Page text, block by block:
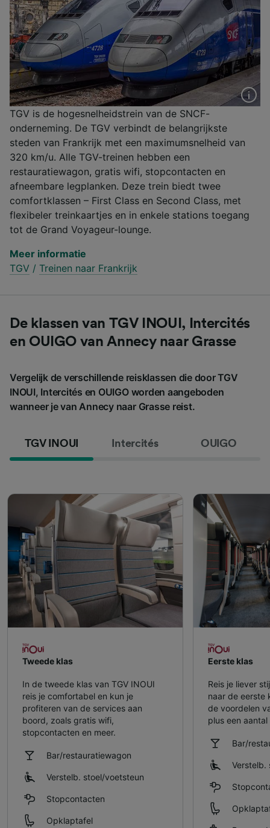
TGV is de hogesnelheidstrein van de SNCF-
onderneming. De TGV verbindt de belangrijkste
steden van Frankrijk met een maximumsnelheid van
320 km/u. Alle TGV-treinen hebben een
restauratiewagon, gratis wifi, stopcontacten en
afneembare legplanken. Deze trein biedt twee
comfortklassen – First Class en Second Class, met
flexibeler treinkaartjes en in enkele stations toegang
tot de Grand Voyageur-lounge.
Meer informatie
TGV / Treinen naar Frankrijk
De klassen van TGV INOUI, Intercités
en OUIGO van Annecy naar Grasse
Vergelijk de verschillende reisklassen die door TGV
INOUI, Intercités en OUIGO worden aangeboden
wanneer je van Annecy naar Grasse reist.
TGV INOUI Intercités OUIGO
Tweede klas
In de tweede klas van TGV INOUI
reis je comfortabel en kun je
profiteren van de services aan
boord, zoals gratis wifi,
stopcontacten en meer.
Bar/restauratiewagon
Verstelb. stoel/​voetsteun
Stopcontacten
Opklaptafel
Eerste klas
Reis je liever
naar de eerste
de voordelen
plus een
Bar/
Verstelb.